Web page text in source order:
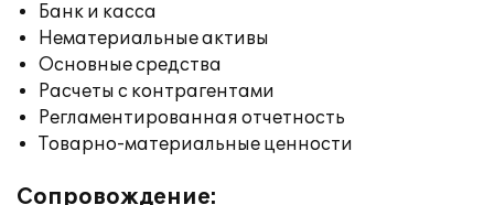
Банк и касса
Нематериальные активы
Основные средства
Расчеты с контрагентами
Регламентированная отчетность
Товарно-материальные ценности
Сопровождение: